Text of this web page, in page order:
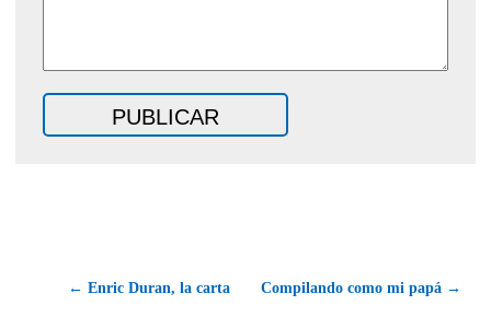
← Enric Duran, la carta Compilando como mi papá →